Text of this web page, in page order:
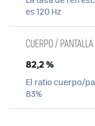
es 120 Hz
CUERPO / PANTALLA
82,2 %
El ratio cuerpo/
83%